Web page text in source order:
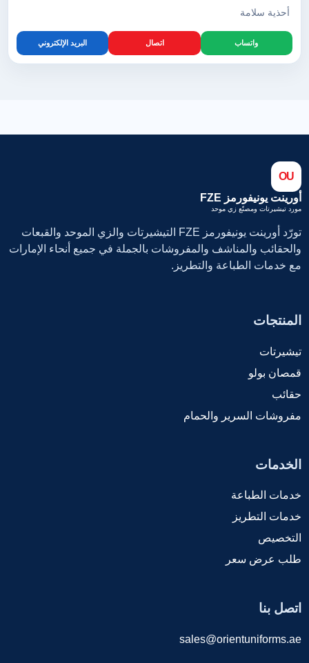
أحذية سلامة
واتساب اتصال البريد الإلكتروني
OU
أورينت يونيفورمز FZE
مورد تيشيرتات ومصنّع زي موحد
تورّد أورينت يونيفورمز FZE التيشيرتات والزي الموحد والقبعات
والحقائب والمناشف والمفروشات بالجملة في جميع أنحاء الإمارات
مع خدمات الطباعة والتطريز.
المنتجات
تيشيرتات
قمصان بولو
حقائب
مفروشات السرير والحمام
الخدمات
خدمات الطباعة
خدمات التطريز
التخصيص
طلب عرض سعر
اتصل بنا
sales@orientuniforms.ae